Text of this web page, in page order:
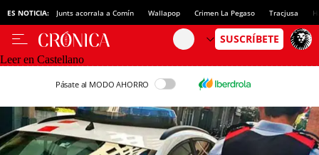
ES NOTICIA: Junts acorrala a Comín Wallapop Crimen La Pegaso Tracjusa
Leer en Castellano
Pásate al MODO AHORRO